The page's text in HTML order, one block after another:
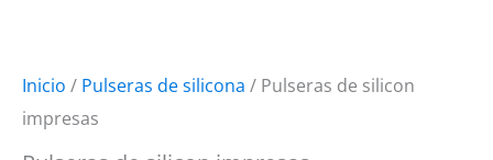
Inicio / Pulseras de silicona / Pulseras de silicon
impresas